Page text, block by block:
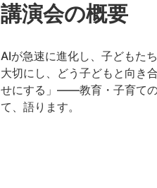
講演会の概要
AIが急速に進化し、子どもた
大切にし、どう子どもと向き
せにする」——教育・子育ての
て、語ります。